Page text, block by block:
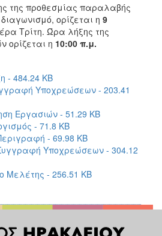
της προθεσμίας παραλαβής
ορίζεται η 9
Τρίτη. Ώρα λήξης της
ορίζεται η 10:00 π.μ.
- 484.24 KB
Υποχρεώσεων - 203.41
Εργασιών - 51.29 KB
- 71.8 KB
- 69.98 KB
Υποχρεώσεων - 304.12
Μελέτης - 256.51 KB